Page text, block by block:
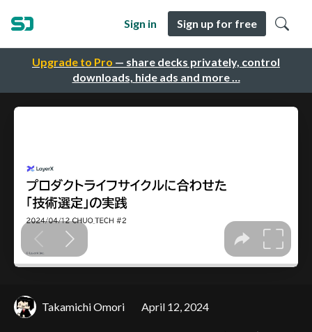
Upgrade to Pro — share decks privately, control
downloads, hide ads and more …
Sign in Sign up for free
Takamichi Omori April 12, 2024